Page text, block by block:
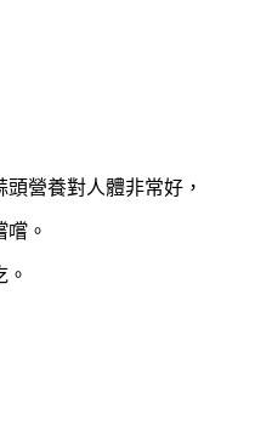
營養對人體非常好，
。